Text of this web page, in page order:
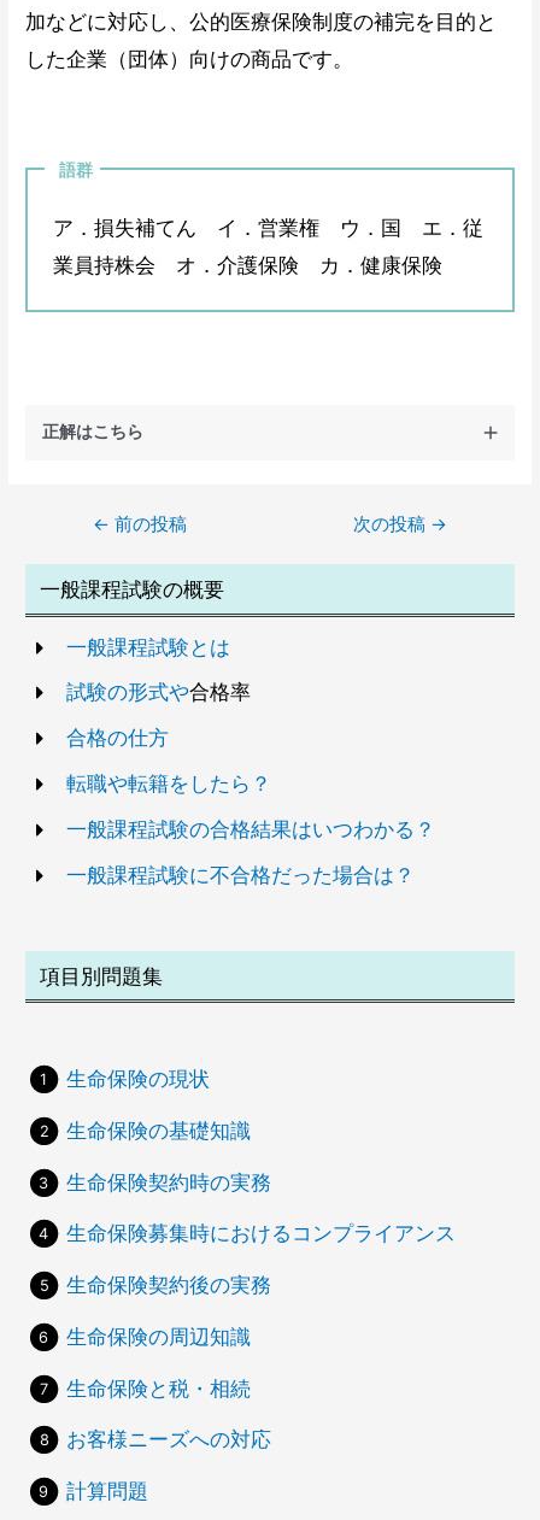
加などに対応し、公的医療保険制度の補完を目的と
した企業（団体）向けの商品です。
語群
ア．損失補てん イ．営業権 ウ．国 エ．従
業員持株会 オ．介護保険 カ．健康保険
正解はこちら
← 前の投稿 次の投稿 →
一般課程試験の概要
一般課程試験とは
試験の形式や合格率
合格の仕方
転職や転籍をしたら？
一般課程試験の合格結果はいつわかる？
一般課程試験に不合格だった場合は？
項目別問題集
生命保険の現状
生命保険の基礎知識
生命保険契約時の実務
生命保険募集時におけるコンプライアンス
生命保険契約後の実務
生命保険の周辺知識
生命保険と税・相続
お客様ニーズへの対応
計算問題